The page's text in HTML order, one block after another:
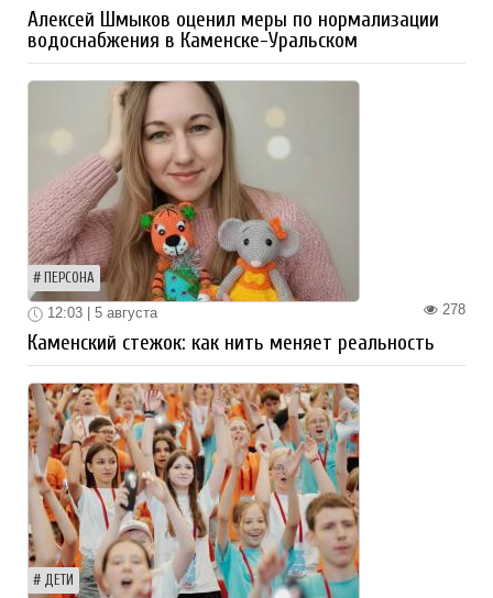
Алексей Шмыков оценил меры по нормализации
водоснабжения в Каменске-Уральском
ПЕРСОНА
278
12:03 | 5 августа
Каменский стежок: как нить меняет реальность
ДЕТИ